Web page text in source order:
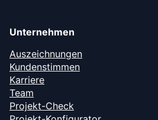
Unternehmen
Auszeichnungen
Kundenstimmen
Karriere
Team
Projekt-Check